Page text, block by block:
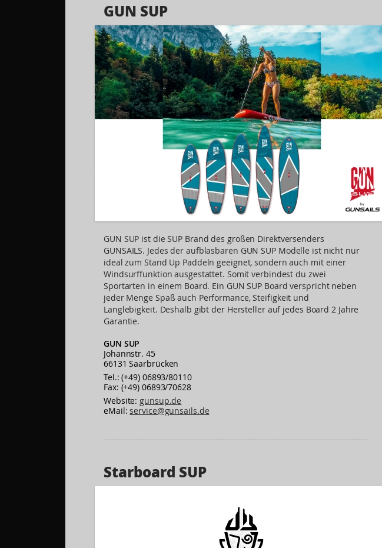
GUN SUP
GUN SUP ist die SUP Brand des großen Direktversenders
GUNSAILS. Jedes der aufblasbaren GUN SUP Modelle ist nicht nur
ideal zum Stand Up Paddeln geeignet, sondern auch mit einer
Windsurffunktion ausgestattet. Somit verbindest du zwei
Sportarten in einem Board. Ein GUN SUP Board verspricht neben
jeder Menge Spaß auch Performance, Steifigkeit und
Langlebigkeit. Deshalb gibt der Hersteller auf jedes Board 2 Jahre
Garantie.
GUN SUP
Johannstr. 45
66131 Saarbrücken
Tel.: (+49) 06893/80110
Fax: (+49) 06893/70628
Website: gunsup.de
eMail:service@gunsails.de
Starboard SUP